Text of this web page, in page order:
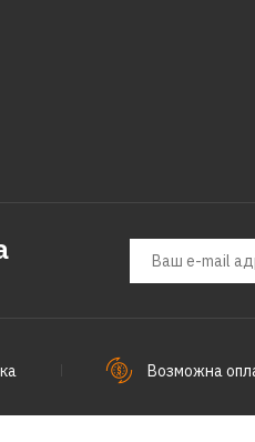
Возможна